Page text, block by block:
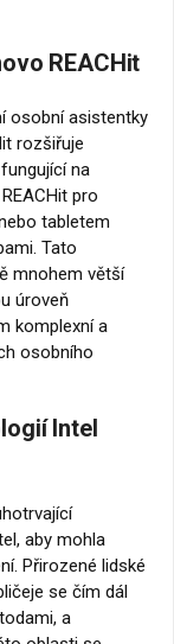
REACHit
osobní asistentky
rozšiřuje
na
pro
tabletem
Tato
mnohem větší
úroveň
komplexní a
osobního
Intel
aby mohla
Přirozené lidské
se čím dál
a